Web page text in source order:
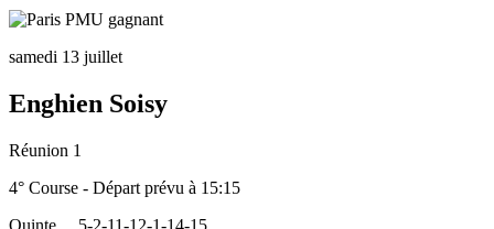
samedi 13 juillet
Enghien Soisy
Réunion 1
4° Course - Départ prévu à 15:15